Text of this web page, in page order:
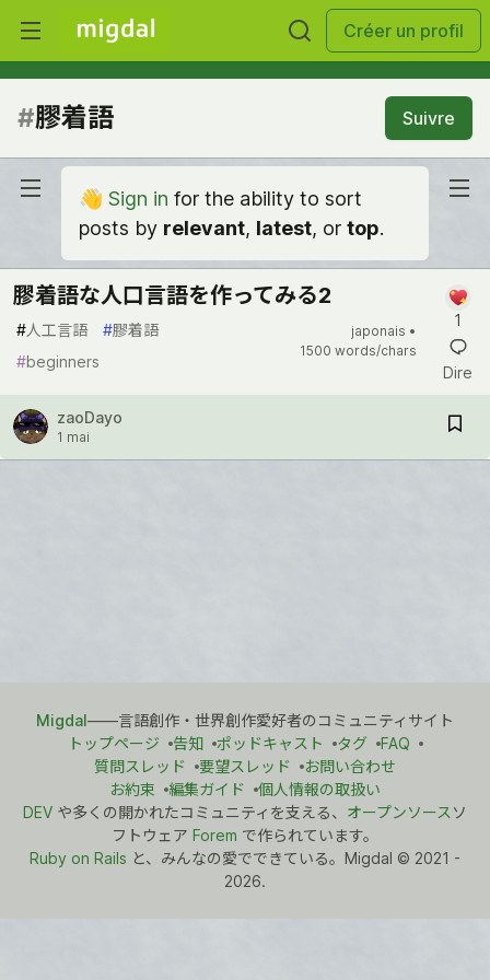
Créer un profil
#膠着語 Suivre
👋 Sign in for the ability to sort
posts by relevant, latest, or top.
膠着語な人口言語を作ってみる2
#人工言語 #膠着語
#beginners
japonais •
1500 words/chars
1
Dire
zaoDayo
1 mai
Migdal――言語創作・世界創作愛好者のコミュニティサイト
トップページ
告知 ポッドキャスト タグ
FAQ
質問スレッド
要望スレッド
お問い合わせ
お約束
編集ガイド
個人情報の取扱い
DEV や多くの開かれたコミュニティを支える、 オープンソース ソ
フトウェア Forem で作られています。
Ruby on Rails と、みんなの愛でできている。Migdal © 2021 -
2026.